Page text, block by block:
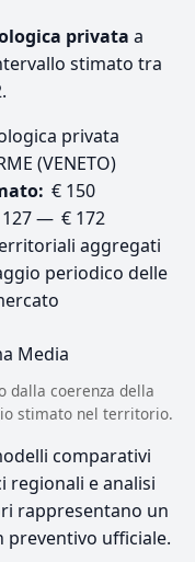
privata a
stimato tra
privata
(VENETO)
€ 150
— € 172
aggregati
periodico delle
Media
coerenza della
stimato nel territorio.
comparativi
e analisi
rappresentano un
ufficiale.